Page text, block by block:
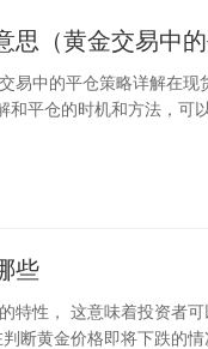
（黄金交易中的
易中的平仓策略详解在现
平仓的时机和方法，可
些
特性， 这意味着投资者
断黄金价格即将下跌的情